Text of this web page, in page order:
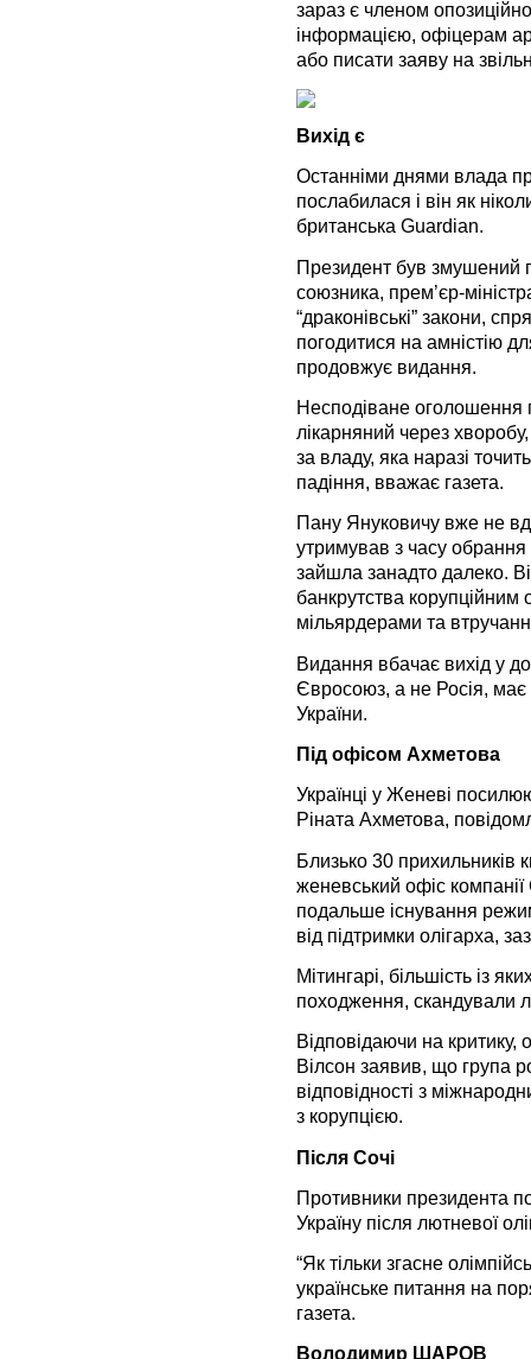
зараз є членом
інформацією, офіцерам
або писати заяву на
Вихід є
Останніми днями влада
послабилася і він як
британська Guardian.
Президент був змушений
союзника, прем’єр-
“драконівські” закони,
погодитися на амністію
продовжує видання.
Несподіване оголошення
лікарняний через
за владу, яка наразі
падіння, вважає газета.
Пану Януковичу вже не
утримував з часу
зайшла занадто далеко.
банкрутства
мільярдерами та
Видання вбачає вихід у
Євросоюз, а не Росія,
України.
Під офісом Ахметова
Українці у Женеві
Ріната Ахметова,
Близько 30 прихильників
женевський офіс
подальше існування
від підтримки олігарха,
Мітингарі, більшість із
походження, скандували
Відповідаючи на
Вілсон заявив, що група
відповідності з
з корупцією.
Після Сочі
Противники президента
Україну після лютневої
“Як тільки згасне
українське питання на
газета.
Володимир ШАРОВ